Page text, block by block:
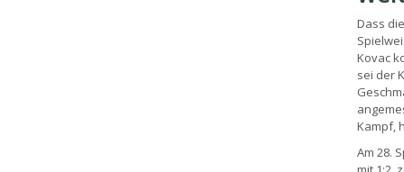
Dass
Kovac
sei der
Kampf,
Am 28.